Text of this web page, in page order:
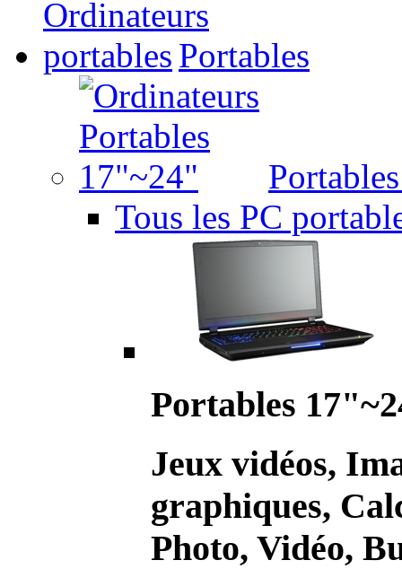
Portables
Tous les PC
Portables
Jeux vidéos,
graphiques,
Photo, Vidéo,